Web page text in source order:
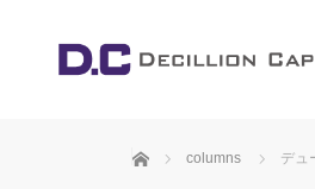
ホーム columns デュ